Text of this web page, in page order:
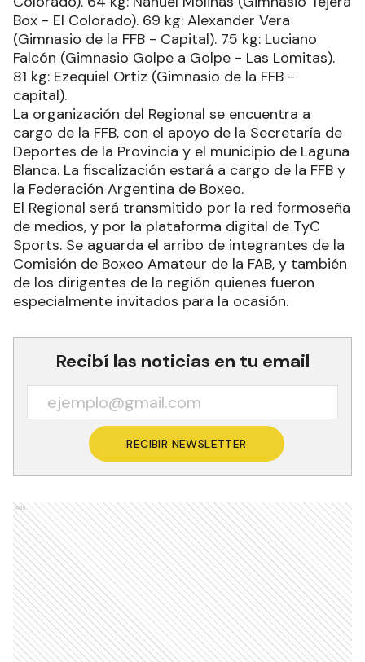
Box - El Colorado). 69 kg: Alexander Vera
(Gimnasio de la FFB - Capital). 75 kg: Luciano
Falcón (Gimnasio Golpe a Golpe - Las Lomitas).
81 kg: Ezequiel Ortiz (Gimnasio de la FFB -
capital).
La organización del Regional se encuentra a
cargo de la FFB, con el apoyo de la Secretaría de
Deportes de la Provincia y el municipio de Laguna
Blanca. La fiscalización estará a cargo de la FFB y
la Federación Argentina de Boxeo.
El Regional será transmitido por la red formoseña
de medios, y por la plataforma digital de TyC
Sports. Se aguarda el arribo de integrantes de la
Comisión de Boxeo Amateur de la FAB, y también
de los dirigentes de la región quienes fueron
especialmente invitados para la ocasión.
Recibí las noticias en tu email
RECIBIR NEWSLETTER
Ads